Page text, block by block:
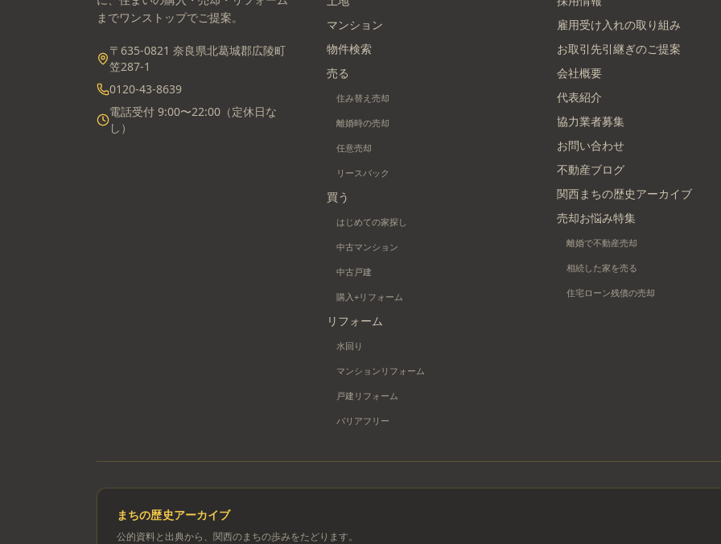
までワンストップでご提案。
〒635-0821 奈良県北葛城郡広陵町
笠287-1
0120-43-8639
電話受付 9:00〜22:00（定休日な
し）
マンション
物件検索
売る
住み替え売却
離婚時の売却
任意売却
リースバック
買う
はじめての家探し
中古マンション
中古戸建
購入+リフォーム
リフォーム
水回り
マンションリフォーム
戸建リフォーム
バリアフリー
雇用受け入れの取り組み
お取引先引継ぎのご提案
会社概要
代表紹介
協力業者募集
お問い合わせ
不動産ブログ
関西まちの歴史アーカイブ
売却お悩み特集
離婚で不動産売却
相続した家を売る
住宅ローン残債の売却
まちの歴史アーカイブ
公的資料と出典から、関西のまちの歩みをたどります。